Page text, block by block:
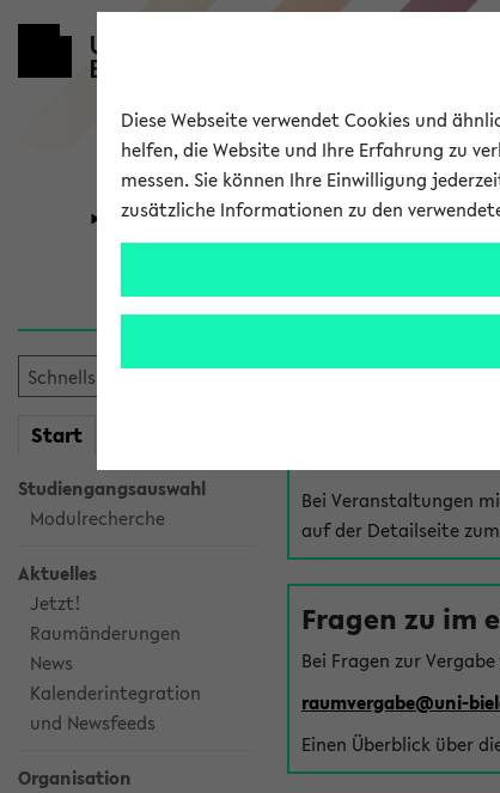
Universität Forschung
Start
Studiengangsauswahl
Modulrecherche
Aktuelles
Jetzt!
Raumänderungen
News
Kalenderintegration
und Newsfeeds
Organisation
Hilfe &
Bei Veranstaltungen
auf der Detailseite
Fragen zu im
Bei Fragen zur
raumvergabe@uni-
Einen Überblick über
Diese Webseite verwendet Cookies und
helfen, die Website und Ihre Erfahrung zu
messen. Sie können Ihre Einwilligung
zusätzliche Informationen zu den